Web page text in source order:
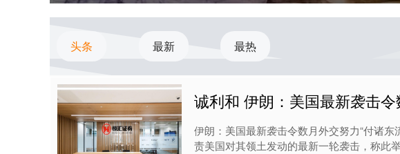
头条 最新 最热
诚利和 伊朗：美国最新袭击令
伊朗：美国最新袭击令数月外交努力“付诸
责美国对其领土发动的最新一轮袭击，称此